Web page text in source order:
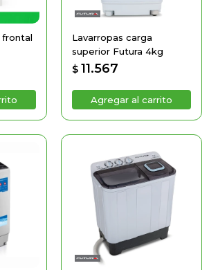
frontal
Lavarropas carga
superior Futura 4kg
$ 11.567